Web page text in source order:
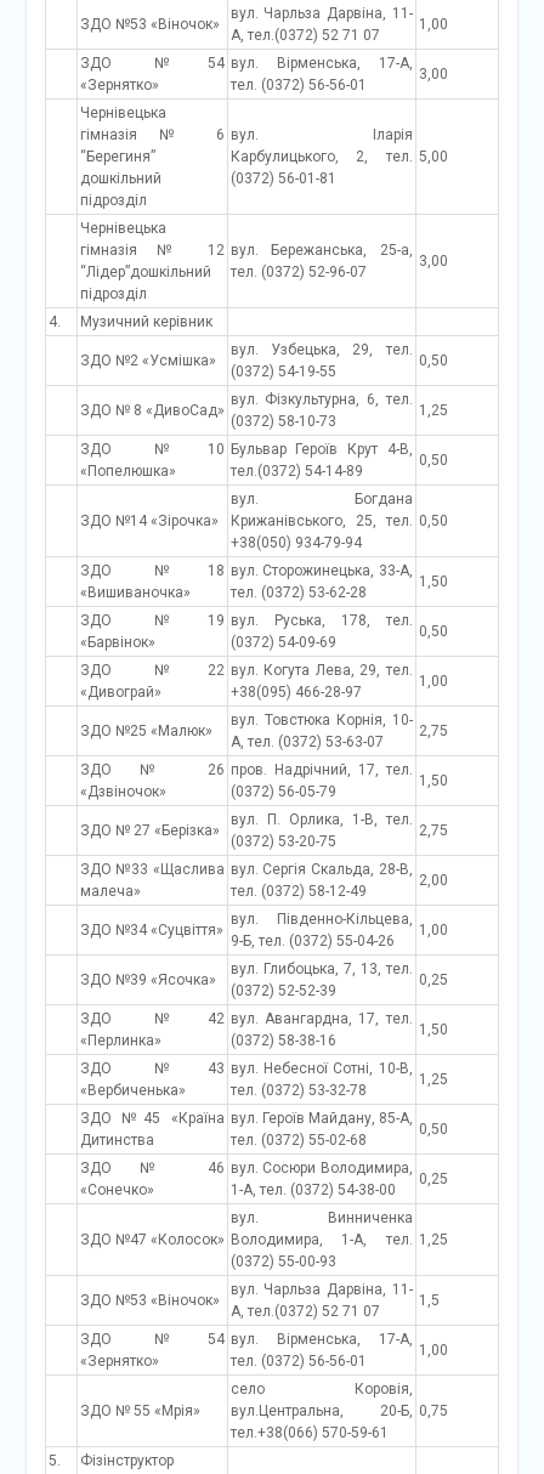
ЗДО №53 «Віночок»
вул. Чарльза Дарвіна, 11-
А, тел.(0372) 52 71 07
1,00
ЗДО №54
«Зернятко»
вул. Вірменська, 17-А,
тел. (0372) 56-56-01
3,00
Чернівецька
гімназія № 6
“Берегиня”
дошкільний
підрозділ
вул. Іларія
Карбулицького, 2, тел.
(0372) 56-01-81
5,00
Чернівецька
гімназія № 12
“Лідер”дошкільний
підрозділ
вул. Бережанська, 25-а,
тел. (0372) 52-96-07
3,00
4. Музичний керівник
ЗДО №2 «Усмішка»
вул. Узбецька, 29, тел.
(0372) 54-19-55
0,50
ЗДО № 8 «ДивоСад»
вул. Фізкультурна, 6, тел.
(0372) 58-10-73
1,25
ЗДО №10
«Попелюшка»
Бульвар Героїв Крут 4-В,
тел.(0372) 54-14-89
0,50
ЗДО №14 «Зірочка»
вул. Богдана
Крижанівського, 25, тел.
+38(050) 934-79-94
0,50
ЗДО №18
«Вишиваночка»
вул. Сторожинецька, 33-А,
тел. (0372) 53-62-28
1,50
ЗДО №19
«Барвінок»
вул. Руська, 178, тел.
(0372) 54-09-69
0,50
ЗДО №22
«Дивограй»
вул. Когута Лева, 29, тел.
+38(095) 466-28-97
1,00
ЗДО №25 «Малюк»
вул. Товстюка Корнія, 10-
А, тел. (0372) 53-63-07
2,75
ЗДО № 26
«Дзвіночок»
пров. Надрічний, 17, тел.
(0372) 56-05-79
1,50
ЗДО № 27 «Берізка»
вул. П. Орлика, 1-В, тел.
(0372) 53-20-75
2,75
ЗДО №33 «Щаслива
малеча»
вул. Сергія Скальда, 28-В,
тел. (0372) 58-12-49
2,00
ЗДО №34 «Суцвіття»
вул. Південно-Кільцева,
9-Б, тел. (0372) 55-04-26
1,00
ЗДО №39 «Ясочка»
вул. Глибоцька, 7, 13, тел.
(0372) 52-52-39
0,25
ЗДО №42
«Перлинка»
вул. Авангардна, 17, тел.
(0372) 58-38-16
1,50
ЗДО №43
«Вербиченька»
вул. Небесної Сотні, 10-В,
тел. (0372) 53-32-78
1,25
ЗДО №45 «Країна
Дитинства
вул. Героїв Майдану, 85-А,
тел. (0372) 55-02-68
0,50
ЗДО № 46
«Сонечко»
вул. Сосюри Володимира,
1-А, тел. (0372) 54-38-00
0,25
ЗДО №47 «Колосок»
вул. Винниченка
Володимира, 1-А, тел.
(0372) 55-00-93
1,25
ЗДО №53 «Віночок»
вул. Чарльза Дарвіна, 11-
А, тел.(0372) 52 71 07
1,5
ЗДО №54
«Зернятко»
вул. Вірменська, 17-А,
тел. (0372) 56-56-01
1,00
ЗДО № 55 «Мрія»
село Коровія,
вул.Центральна, 20-Б,
тел.+38(066) 570-59-61
0,75
5. Фізінструктор